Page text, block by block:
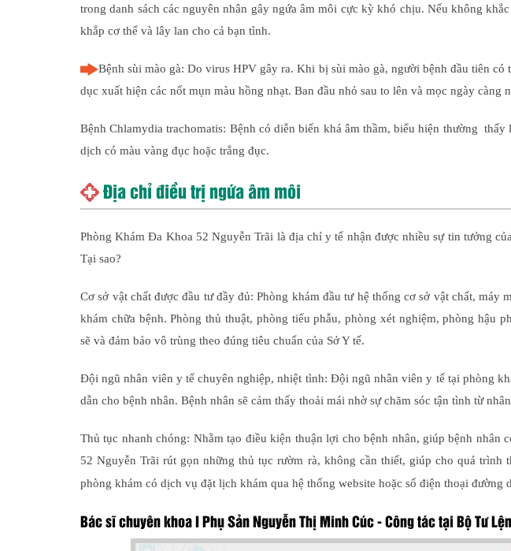
trong danh sách các nguyên nhân gây ngứa âm môi cực kỳ khó chịu. Nếu không
khắp cơ thể và lây lan cho cả bạn tình.
Bệnh sùi mào gà: Do virus HPV gây ra. Khi bị sùi mào gà, người bệnh đầu tiên
dục xuất hiện các nốt mụn màu hồng nhạt. Ban đầu nhỏ sau to lên và mọc ngày càng
Bệnh Chlamydia trachomatis: Bệnh có diễn biến khá âm thầm, biểu hiện thường
dịch có màu vàng đục hoặc trắng đục.
Địa chỉ điều trị ngứa âm môi
Phòng Khám Đa Khoa 52 Nguyễn Trãi là địa chỉ y tế nhận được nhiều sự tin tưởng
Tại sao?
Cơ sở vật chất được đầu tư đầy đủ: Phòng khám đầu tư hệ thống cơ sở vật chất, máy
khám chữa bệnh. Phòng thủ thuật, phòng tiểu phẫu, phòng xét nghiệm, phòng hậu
sẽ và đảm bảo vô trùng theo đúng tiêu chuẩn của Sở Y tế.
Đội ngũ nhân viên y tế chuyên nghiệp, nhiệt tình: Đội ngũ nhân viên y tế tại phòng
dẫn cho bệnh nhân. Bệnh nhân sẽ cảm thấy thoải mái nhờ sự chăm sóc tận tình từ
Thủ tục nhanh chóng: Nhằm tạo điều kiện thuận lợi cho bệnh nhân, giúp bệnh nhân
52 Nguyễn Trãi rút gọn những thủ tục rườm rà, không cần thiết, giúp cho quá trình
phòng khám có dịch vụ đặt lịch khám qua hệ thống website hoặc số điện thoại đường
Bác sĩ chuyên khoa I Phụ Sản Nguyễn Thị Minh Cúc - Công tác tại Bộ Tư